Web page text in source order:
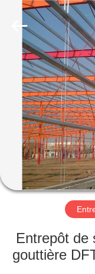
ACCUEIL
PRODUITS
VIDÉOS
DE
RÉALITÉ
VIRTUELLE
Qingdao
Reserved.
Entrepôt de
gouttière